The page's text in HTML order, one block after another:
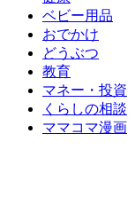
ベビー用品
おでかけ
どうぶつ
教育
マネー・投資
くらしの相談
ママコマ漫画